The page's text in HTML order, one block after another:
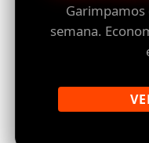
Garimpamos
semana.